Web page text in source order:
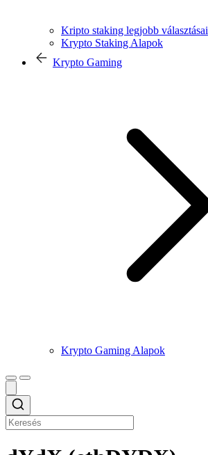
Kripto staking legjobb választásai
Krypto Staking Alapok
Krypto Gaming
Krypto Gaming Alapok